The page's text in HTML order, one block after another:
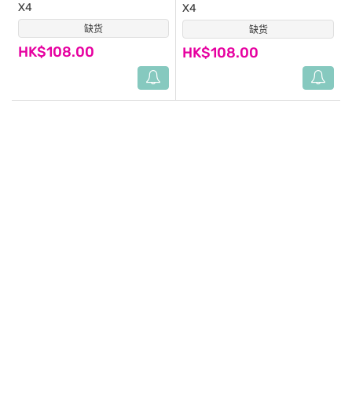
缺货
X4
HK$108.00
(29) 缺货
X4
HK$108.00
(16)